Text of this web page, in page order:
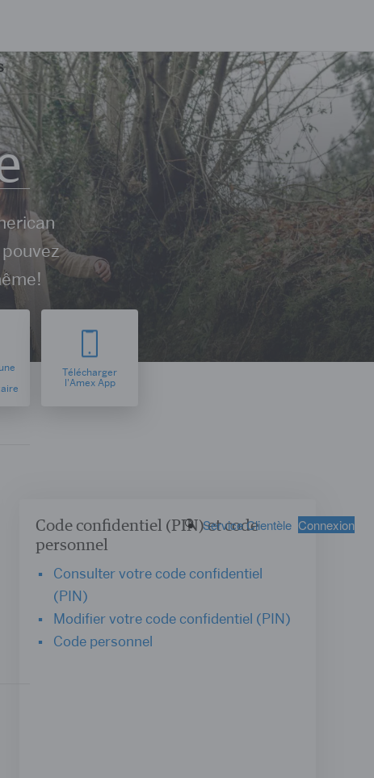
Search Button
Service Clientèle Connexion
Télécharger
l'Amex App
Code confidentiel (PIN) et code
personnel
Consulter votre code confidentiel
(PIN)
Modifier votre code confidentiel (PIN)
Code personnel